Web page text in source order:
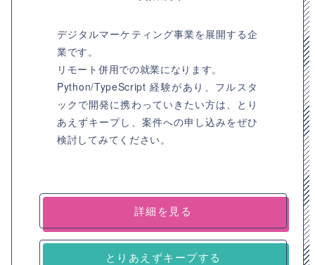
デジタルマーケティング事業を展開する企
業です。
リモート併用での就業になります。
Python/TypeScript 経験があり、フルスタ
ックで開発に携わっていきたい方は、とり
あえずキープし、案件への申し込みをぜひ
検討してみてください。
詳細を見る
とりあえずキープする